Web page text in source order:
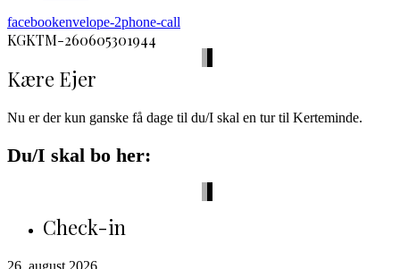
facebookenvelope-2phone-call
KGKTM-260605301944
Kære Ejer
Nu er der kun ganske få dage til du/I skal en tur til Kerteminde.
Du/I skal bo her:
Check-in